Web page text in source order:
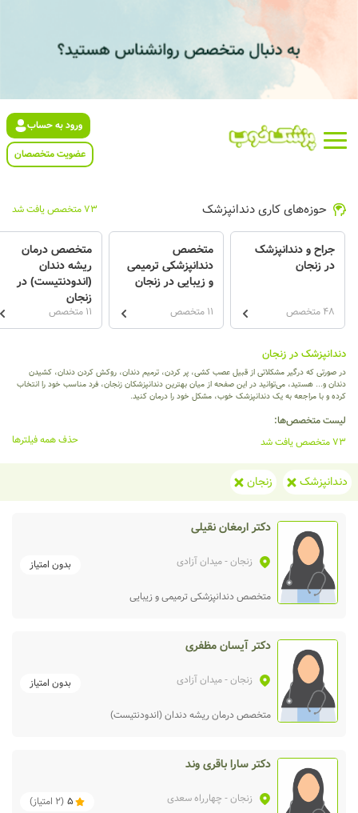
ورود به حساب
عضویت متخصصان
حوزه‌های کاری دندانپزشک 73 متخصص یافت شد
جراح و دندانپزشک
در زنجان
48 متخصص
متخصص
دندانپزشکی ترمیمی
و زیبایی در زنجان
11 متخصص
متخصص درمان
ریشه دندان
(اندودنتیست) در
زنجان
11 متخصص
دندانپزشک در زنجان
در صورتی که درگیر مشکلاتی از قبیل عصب کشی، پر کردن، ترمیم دندان، روکش کردن دندان، کشیدن
دندان و... هستید، می‌توانید در این صفحه از میان بهترین دندانپزشکان زنجان، فرد مناسب خود را انتخاب
کرده و با مراجعه به یک دندانپزشک خوب، مشکل خود را درمان کنید.
لیست متخصص‌ها:
73 متخصص یافت شد
حذف همه فیلترها
دندانپزشک زنجان
دکتر ارمغان نقیلی
زنجان- میدان آزادی بدون امتیاز
متخصص دندانپزشکی ترمیمی و زیبایی
دکتر آیسان مظفری
زنجان- میدان آزادی بدون امتیاز
متخصص درمان ریشه دندان (اندودنتیست)
دکتر سارا باقری وند
زنجان- چهارراه سعدی 5
(
2 امتیاز)